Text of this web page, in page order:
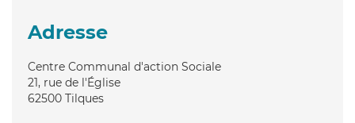
Adresse
Centre Communal d'action Sociale
21, rue de l'Église
62500 Tilques